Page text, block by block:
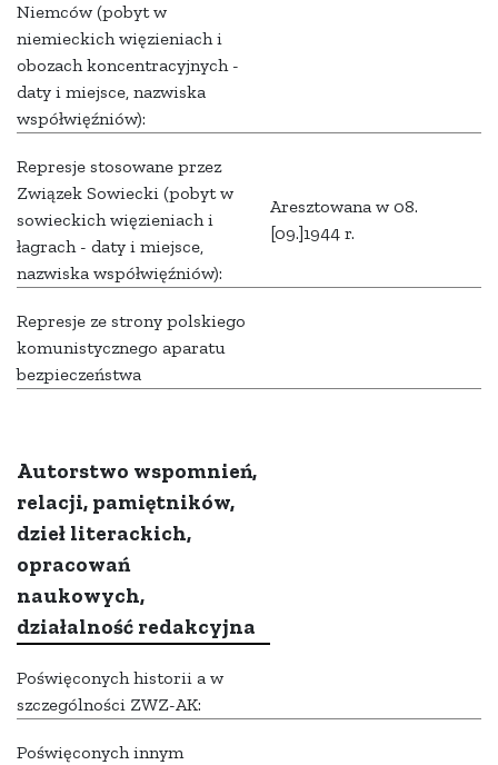
Niemców (pobyt w
niemieckich więzieniach i
obozach koncentracyjnych -
daty i miejsce, nazwiska
współwięźniów):
Represje stosowane przez
Związek Sowiecki (pobyt w
sowieckich więzieniach i
łagrach - daty i miejsce,
nazwiska współwięźniów):
Aresztowana w 08.
[09.]1944 r.
Represje ze strony polskiego
komunistycznego aparatu
bezpieczeństwa
Autorstwo wspomnień,
relacji, pamiętników,
dzieł literackich,
opracowań
naukowych,
działalność redakcyjna
Poświęconych historii a w
szczególności ZWZ-AK:
Poświęconych innym